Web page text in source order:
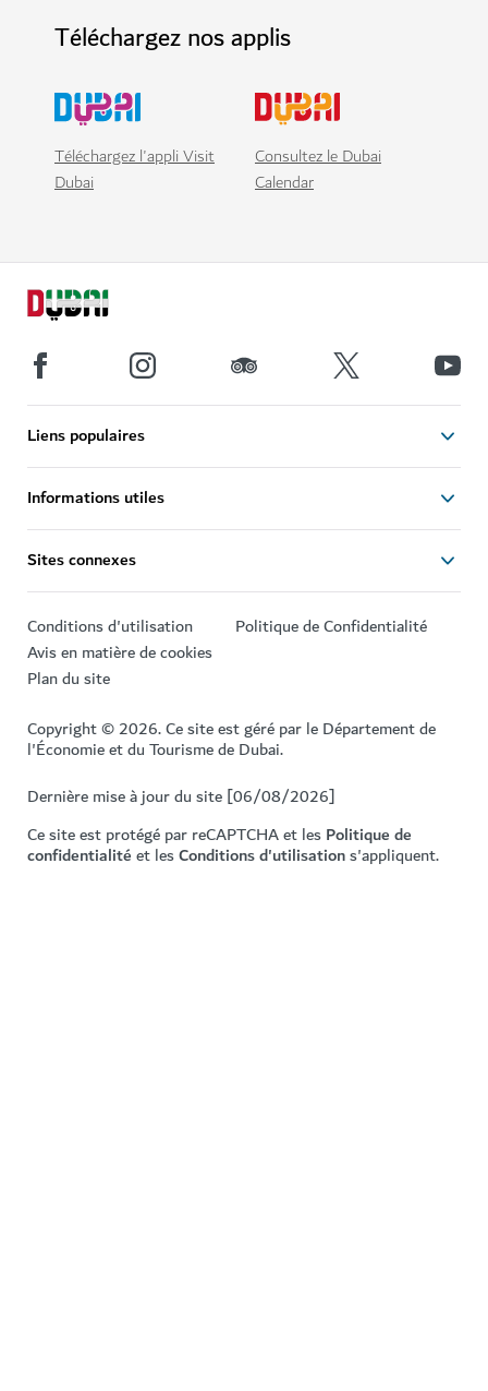
Téléchargez nos applis
Téléchargez l'appli Visit
Dubai
Consultez le Dubai
Calendar
Liens populaires
Informations utiles
Sites connexes
Conditions d'utilisation
Politique de Confidentialité
Avis en matière de cookies
Plan du site
Copyright © 2026. Ce site est géré par le Département de
l'Économie et du Tourisme de Dubai.
Dernière mise à jour du site [06/08/2026]
Ce site est protégé par reCAPTCHA et lesPolitique de
confidentialitéet lesConditions d'utilisations'appliquent.